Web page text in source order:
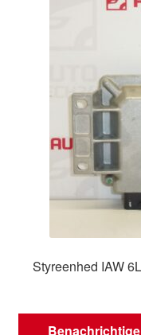
Styreenhed IAW